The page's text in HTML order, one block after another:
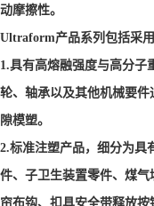
动摩擦性。
Ultraform产品系列包括采
1.具有高熔融强度与高分子
轮、轴承以及其他机械要
隙模塑。
2.标准注塑产品，细分为具
件、子卫生装置零件、煤气
帘布钩、扣具安全带释放